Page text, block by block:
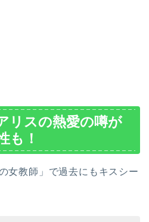
リスの熱愛の噂が
も！
女教師」で過去にもキスシー